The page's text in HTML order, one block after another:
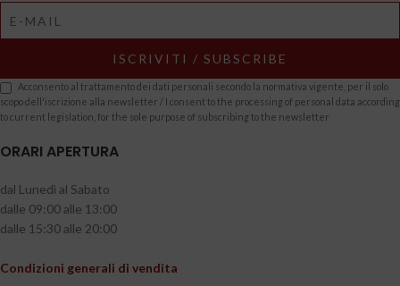
Acconsento al trattamento dei dati personali secondo la normativa vigente, per il solo
scopo dell'iscrizione alla newsletter / I consent to the processing of personal data according
to current legislation, for the sole purpose of subscribing to the newsletter
ORARI APERTURA
dal Lunedì al Sabato
dalle 09:00 alle 13:00
dalle 15:30 alle 20:00
Condizioni generali di vendita